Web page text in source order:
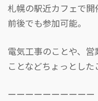
札幌の駅近カフェで
前後でも参加可能。
電気工事のことや、
ことなどちょっとした
ーーーーーーーーーー